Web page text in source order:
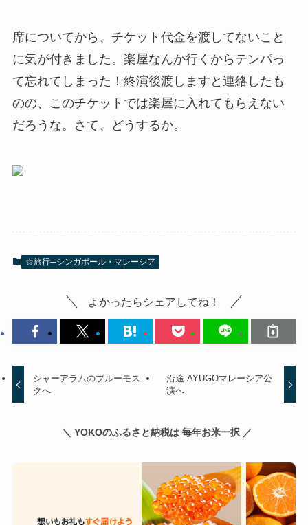
席についてから、チケット代金を渡してないこと
に気が付きました。楽屋なんか行くからテンパっ
て忘れてしまった！終演後渡しますと連絡したも
のの、このチケットでは楽屋に入れてもらえない
だろうな。さて、どうするか。
☆旅行─シンガポール・マレーシア
よかったらシェアしてね！
シャーアラムのブルーモス
クへ
沿途 AYUGOマレーシア公
演へ
＼ YOKOのふるさと納税は 毎年お米一択 ／